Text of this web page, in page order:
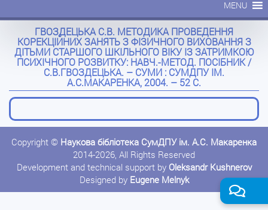
MENU
ГВОЗДЕЦЬКА С.В. МЕТОДИКА ПРОВЕДЕННЯ
КОРЕКЦІЙНИХ ЗАНЯТЬ З ФІЗИЧНОГО ВИХОВАННЯ З
ДІТЬМИ СТАРШОГО ШКІЛЬНОГО ВІКУ ІЗ ЗАТРИМКОЮ
ПСИХІЧНОГО РОЗВИТКУ: НАВЧ.-МЕТОД. ПОСІБНИК /
С.В.ГВОЗДЕЦЬКА. – СУМИ : СУМДПУ ІМ.
А.С.МАКАРЕНКА, 2004. – 52 С.
Copyright © Наукова бібліотека СумДПУ ім. А.С. Макаренка
2014-2026, All Rights Reserved
Development and technical support by Oleksandr Kushnerov
Designed by Eugene Melnyk